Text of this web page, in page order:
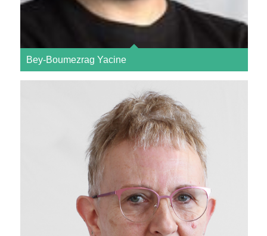
Bey-Boumezrag Yacine